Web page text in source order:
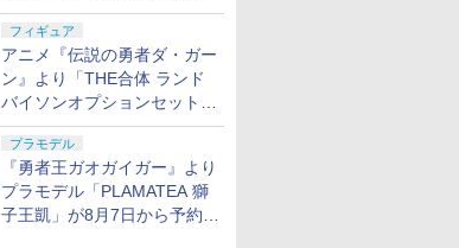
が販売再開！
フィギュア
アニメ『伝説の勇者ダ・ガー
ン』より「THE合体 ランド
バイソンオプションセット」
が8月7日から予約受付開始！
プラモデル
『勇者王ガオガイガー』より
プラモデル「PLAMATEA 獅
子王凱」が8月7日から予約受